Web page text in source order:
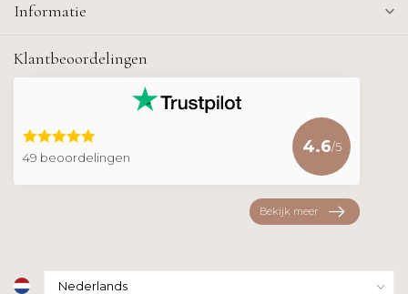
Informatie
Klantbeoordelingen
49 beoordelingen
4.6/5
Bekijk meer